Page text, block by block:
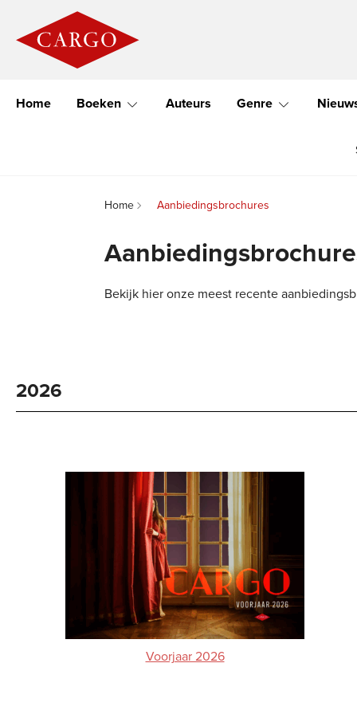
Home Boeken Auteurs Genre
Home Aanbiedingsbrochures
Bekijk hier onze meest recente
2026
Voorjaar 2026